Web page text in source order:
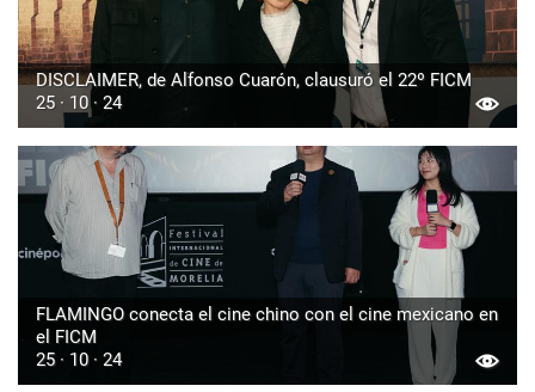
DISCLAIMER, de Alfonso Cuarón, clausuró el 22º FICM
25 · 10 · 24
FLAMINGO conecta el cine chino con el cine mexicano en
el FICM
25 · 10 · 24